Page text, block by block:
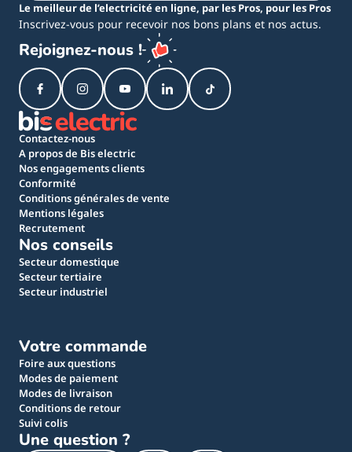
Le meilleur de l’electricité en ligne, par les Pros, pour les Pros
Inscrivez-vous pour recevoir nos bons plans et nos actus.
Rejoignez-nous !
Contactez-nous
A propos de Bis electric
Nos engagements clients
Conformité
Conditions générales de vente
Mentions légales
Recrutement
Nos conseils
Secteur domestique
Secteur tertiaire
Secteur industriel
Votre commande
Foire aux questions
Modes de paiement
Modes de livraison
Conditions de retour
Suivi colis
Une question ?